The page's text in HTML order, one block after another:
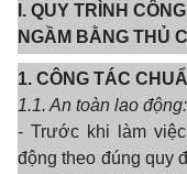
I. QUY TRÌNH
NGẦM BẰNG THỦ
1. CÔNG TÁC
1.1. An toàn lao động:
- Trước khi làm
động theo đúng quy